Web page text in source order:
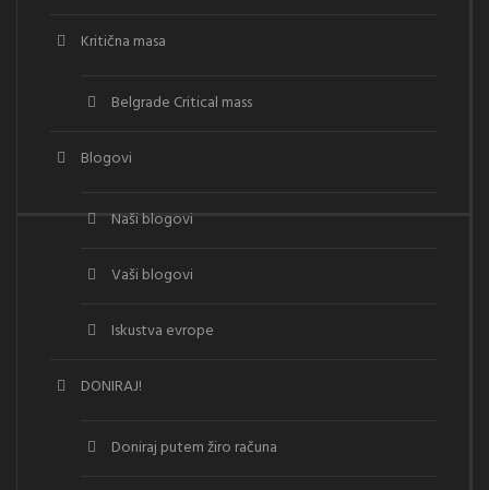
Kritična masa
Belgrade Critical mass
Blogovi
Naši blogovi
Vaši blogovi
Iskustva evrope
DONIRAJ!
Doniraj putem žiro računa